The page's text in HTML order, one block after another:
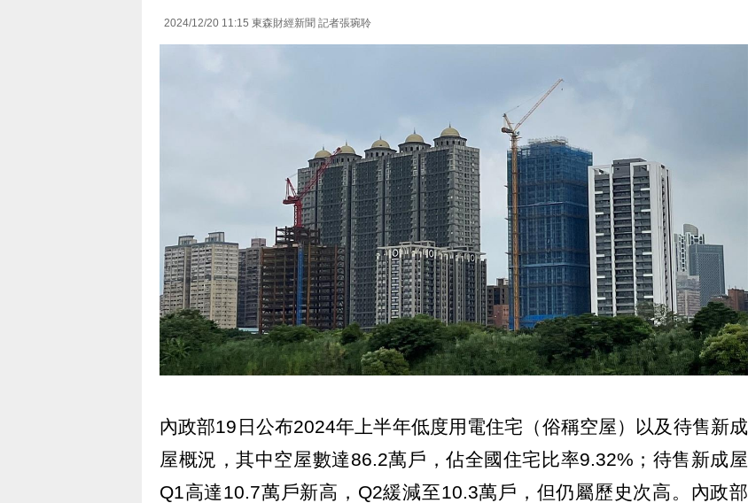
2024/12/20 11:15 東森財經新聞 記者張琬聆
內政部19日公布2024年上半年低度用電住宅（俗稱空屋）以及待售新成
屋概況，其中空屋數達86.2萬戶，佔全國住宅比率9.32%；待售新成屋
Q1高達10.7萬戶新高，Q2緩減至10.3萬戶，但仍屬歷史次高。內政部